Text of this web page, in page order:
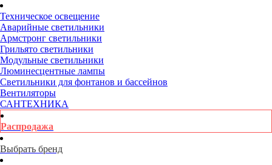
Техническое освещение
Аварийные светильники
Армстронг светильники
Грильято светильники
Модульные светильники
Люминесцентные лампы
Светильники для фонтанов и бассейнов
Вентиляторы
САНТЕХНИКА
Распродажа
Выбрать бренд